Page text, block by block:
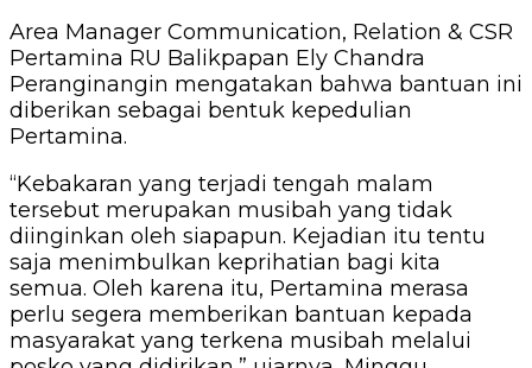
Area Manager Communication, Relation & CSR
Pertamina RU Balikpapan Ely Chandra
Peranginangin mengatakan bahwa bantuan ini
diberikan sebagai bentuk kepedulian
Pertamina.
“Kebakaran yang terjadi tengah malam
tersebut merupakan musibah yang tidak
diinginkan oleh siapapun. Kejadian itu tentu
saja menimbulkan keprihatian bagi kita
semua. Oleh karena itu, Pertamina merasa
perlu segera memberikan bantuan kepada
masyarakat yang terkena musibah melalui